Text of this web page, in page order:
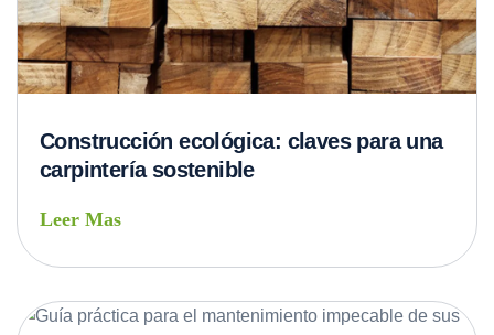
Construcción ecológica: claves para una
carpintería sostenible
Leer Mas